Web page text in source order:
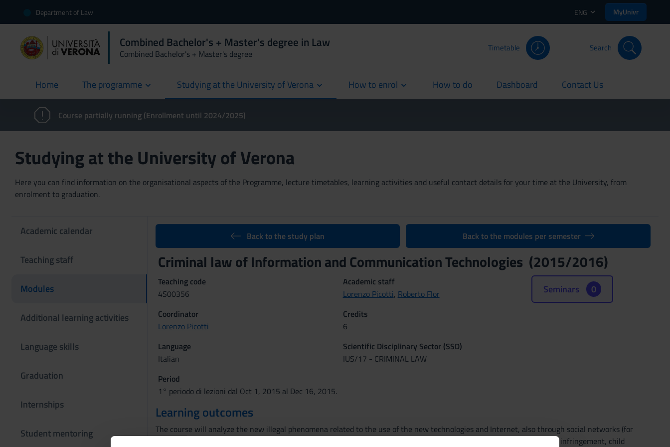
Department of Law ENG MyUnivr
Combined Bachelor's + Master's degree in Law
Combined Bachelor's + Master's degree
Timetable Search
Home
current The programme Studying at the University of Verona How to enrol How to do
current Dashboard
current Contact Us
current
Course partially running (Enrollment until 2024/2025)
Studying at the University of Verona
Here you can find information on the organisational aspects of the Programme, lecture timetables, learning activities and useful contact details for your time at the University, from
enrolment to graduation.
Academic calendar
Teaching staff
Modules
Additional learning activities
Language skills
Graduation
Internships
Student mentoring
Back to the study plan Back to the modules per semester
Criminal law of Information and Communication Technologies (2015/2016)
Teaching code
4S00356
Academic staff
Lorenzo Picotti, Roberto Flor
Coordinator
Lorenzo Picotti
Credits
6
Language
Italian
Scientific Disciplinary Sector (SSD)
IUS/17 - CRIMINAL LAW
Period
1° periodo di lezioni dal Oct 1, 2015 al Dec 16, 2015.
Seminars 0
Learning outcomes
The course will analyze the new illegal phenomena related to the use of the new technologies and Internet, also through social networks (for
example: online defamation, frauds - connected to online banking, phishing, identity theft - privacy violation, copyright infringement, child